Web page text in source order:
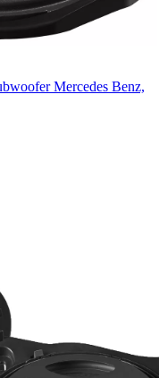
Mercedes Benz,